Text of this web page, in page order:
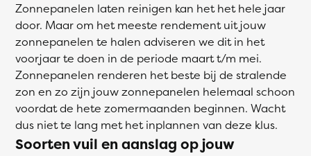
Zonnepanelen laten reinigen kan het het hele jaar
door. Maar om het meeste rendement uit jouw
zonnepanelen te halen adviseren we dit in het
voorjaar te doen in de periode maart t/m mei.
Zonnepanelen renderen het beste bij de stralende
zon en zo zijn jouw zonnepanelen helemaal schoon
voordat de hete zomermaanden beginnen. Wacht
dus niet te lang met het inplannen van deze klus.
Soorten vuil en aanslag op jouw